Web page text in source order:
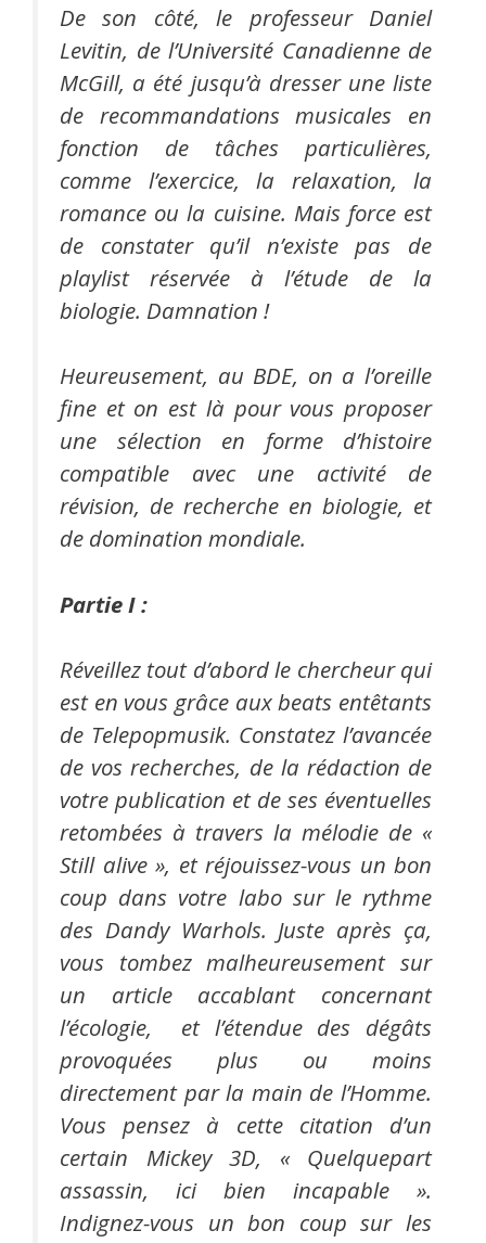
De son côté, le professeur Daniel
Levitin, de l’Université Canadienne de
McGill, a été jusqu’à dresser une liste
de recommandations musicales en
fonction de tâches particulières,
comme l’exercice, la relaxation, la
romance ou la cuisine. Mais force est
de constater qu’il n’existe pas de
playlist réservée à l’étude de la
biologie. Damnation !
Heureusement, au BDE, on a l’oreille
fine et on est là pour vous proposer
une sélection en forme d’histoire
compatible avec une activité de
révision, de recherche en biologie, et
de domination mondiale.
Partie I :
Réveillez tout d’abord le chercheur qui
est en vous grâce aux beats entêtants
de Telepopmusik. Constatez l’avancée
de vos recherches, de la rédaction de
votre publication et de ses éventuelles
retombées à travers la mélodie de «
Still alive », et réjouissez-vous un bon
coup dans votre labo sur le rythme
des Dandy Warhols. Juste après ça,
vous tombez malheureusement sur
un article accablant concernant
l’écologie, et l’étendue des dégâts
provoquées plus ou moins
directement par la main de l’Homme.
Vous pensez à cette citation d’un
certain Mickey 3D, « Quelquepart
assassin, ici bien incapable ».
Indignez-vous un bon coup sur les